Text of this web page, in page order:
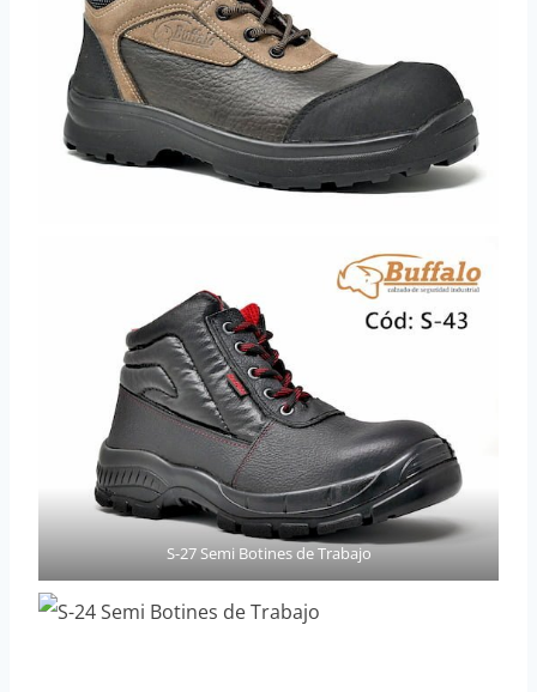
S-27 Semi Botines de Trabajo